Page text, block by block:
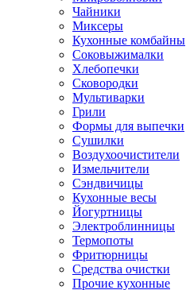
Чайники
Миксеры
Кухонные комбайны
Соковыжималки
Хлебопечки
Сковородки
Мультиварки
Грили
Формы для выпечки
Сушилки
Воздухоочистители
Измельчители
Сэндвичицы
Кухонные весы
Йогуртницы
Электроблинницы
Термопоты
Фритюрницы
Средства очистки
Прочие кухонные